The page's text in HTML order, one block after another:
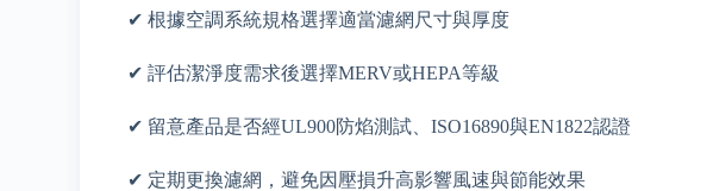
✔ 根據空調系統規格選擇適當濾網尺寸與厚度
✔ 評估潔淨度需求後選擇MERV或HEPA等級
✔ 留意產品是否經UL900防焰測試、ISO16890與EN1822認證
✔ 定期更換濾網，避免因壓損升高影響風速與節能效果